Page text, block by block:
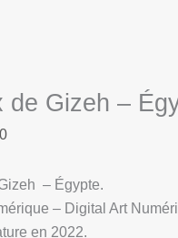
de Gizeh –
– Égypte.
– Digital Art
en 2022.